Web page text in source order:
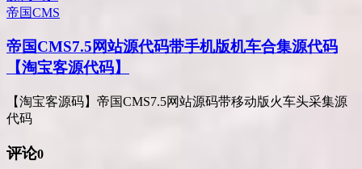
帝国CMS
帝国CMS7.5网站源代码带手机版机车合集源代码
【淘宝客源代码】
【淘宝客源码】帝国CMS7.5网站源码带移动版火车头采集源
代码
评论0